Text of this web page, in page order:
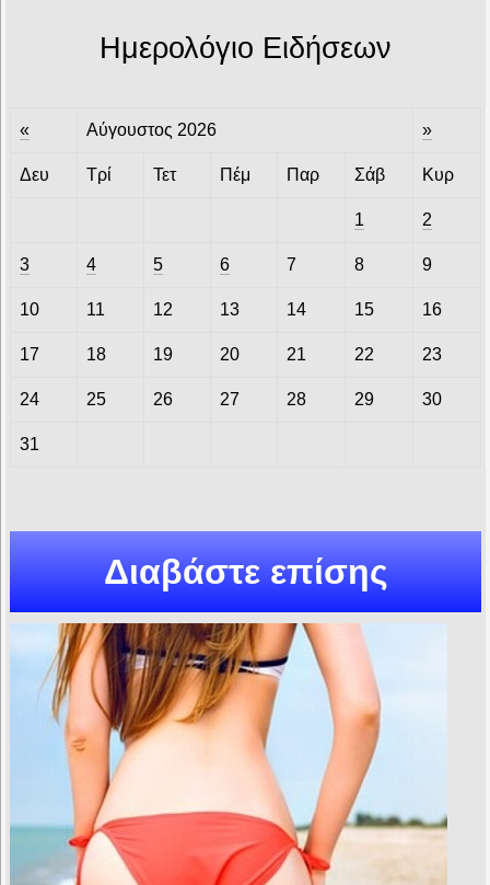
Ημερολόγιο Ειδήσεων
« Αύγουστος 2026 »
Δευ Τρί Τετ Πέμ Παρ Σάβ Κυρ
1 2
3 4 5 6 7 8 9
10 11 12 13 14 15 16
17 18 19 20 21 22 23
24 25 26 27 28 29 30
31
Διαβάστε επίσης